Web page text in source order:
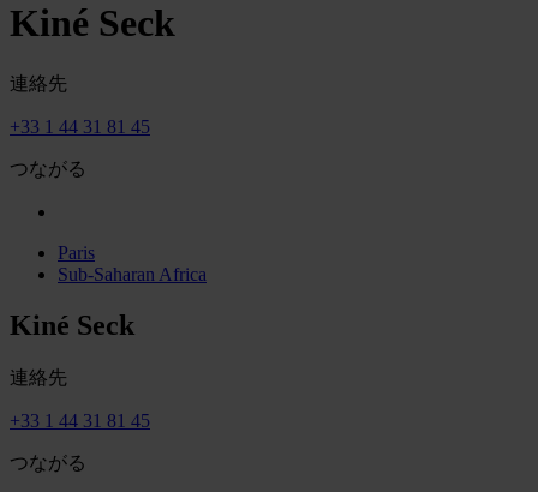
Kiné Seck
連絡先
+33 1 44 31 81 45
つながる
Paris
Sub-Saharan Africa
Kiné Seck
連絡先
+33 1 44 31 81 45
つながる